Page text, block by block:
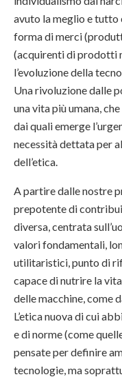
avuto la meglio e tutto
forma di merci
(acquirenti di prodotti
l’evoluzione della
Una rivoluzione dalle
una vita più umana,
dai quali emerge
necessità dettata per
dell’etica.
A partire dalle nostre
prepotente di
diversa, centrata
valori fondamentali,
utilitaristici, punto di
capace di nutrire la
delle macchine, come
L’etica nuova di cui
e di norme (come
pensate per definire
tecnologie, ma